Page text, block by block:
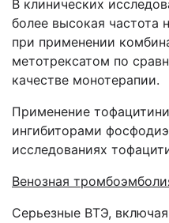
В клинических
более высокая частота
при применении
метотрексатом по
качестве монотерапии.
Применение
ингибиторами
исследованиях
Венозная
Серьезные ВТЭ,